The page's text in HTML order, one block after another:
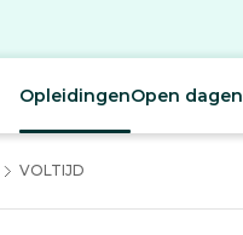
OpleidingenOpen dagen
VOLTIJD